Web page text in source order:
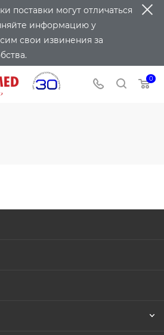
поставки могут отличаться
информацию у
свои извинения за
0